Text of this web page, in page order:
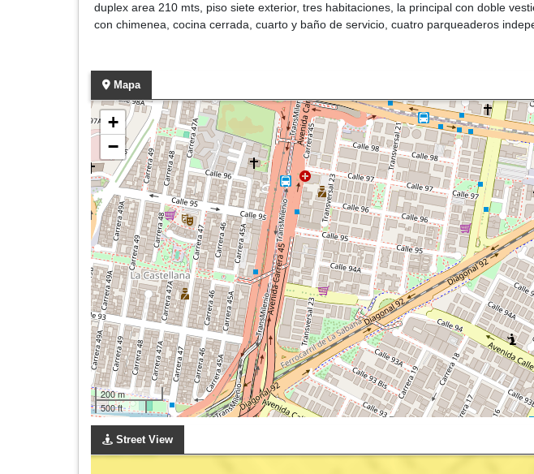
duplex area 210 mts, piso siete exterior, tres habitaciones, la principal con doble
con chimenea, cocina cerrada, cuarto y baño de servicio, cuatro parqueaderos
Mapa
+
−
200 m
500 ft
Street View